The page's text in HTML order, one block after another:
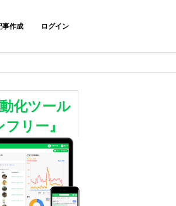
事作成 ログイン
化ツール
リー』